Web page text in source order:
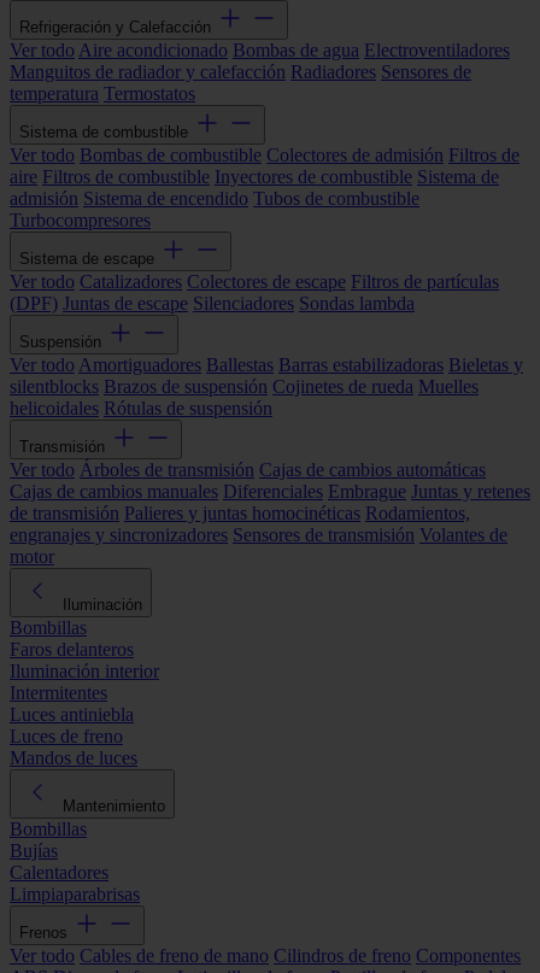
Refrigeración y Calefacción
Ver todo Aire acondicionado Bombas de agua Electroventiladores
Manguitos de radiador y calefacción Radiadores Sensores de
temperatura Termostatos
Sistema de combustible
Ver todo Bombas de combustible Colectores de admisión Filtros de
aire Filtros de combustible Inyectores de combustible Sistema de
admisión Sistema de encendido Tubos de combustible
Turbocompresores
Sistema de escape
Ver todo Catalizadores Colectores de escape Filtros de partículas
(DPF) Juntas de escape Silenciadores Sondas lambda
Suspensión
Ver todo Amortiguadores Ballestas Barras estabilizadoras Bieletas y
silentblocks Brazos de suspensión Cojinetes de rueda Muelles
helicoidales Rótulas de suspensión
Transmisión
Ver todo Árboles de transmisión Cajas de cambios automáticas
Cajas de cambios manuales Diferenciales Embrague Juntas y retenes
de transmisión Palieres y juntas homocinéticas Rodamientos,
engranajes y sincronizadores Sensores de transmisión Volantes de
motor
Iluminación
Bombillas
Faros delanteros
Iluminación interior
Intermitentes
Luces antiniebla
Luces de freno
Mandos de luces
Mantenimiento
Bombillas
Bujías
Calentadores
Limpiaparabrisas
Frenos
Ver todo Cables de freno de mano Cilindros de freno Componentes